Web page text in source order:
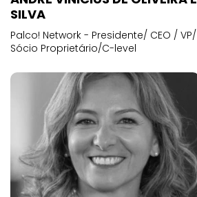
SILVA
Palco! Network - Presidente/ CEO / VP/
Sócio Proprietário/C-level